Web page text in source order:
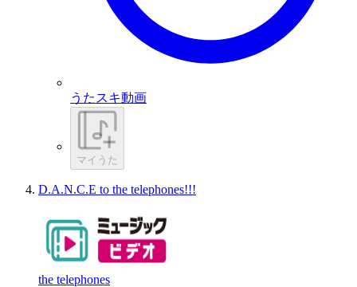
うたスキ動画
マイうた
D.A.N.C.E to the telephones!!!
the telephones